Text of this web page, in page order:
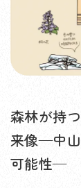
森林が持
来像—中
可能性—